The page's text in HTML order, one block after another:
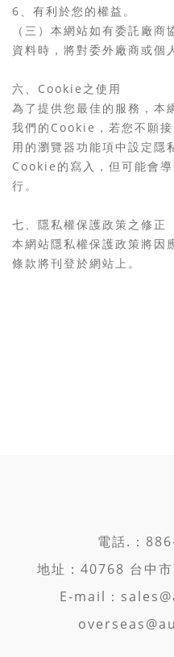
6、有利於您的權益。
（三）本網站如有委託廠
資料時，將對委外廠商或個
六、Cookie之使用
為了提供您最佳的服務，本
我們的Cookie，若您不願
用的瀏覽器功能項中設定隱
Cookie的寫入，但可能會
行。
七、隱私權保護政策之修正
本網站隱私權保護政策將因
條款將刊登於網站上。
電話.：
地址：40768 台中
E-mail：